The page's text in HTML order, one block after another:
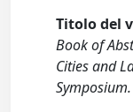
Titolo del
Book of
Cities and
Symposium.